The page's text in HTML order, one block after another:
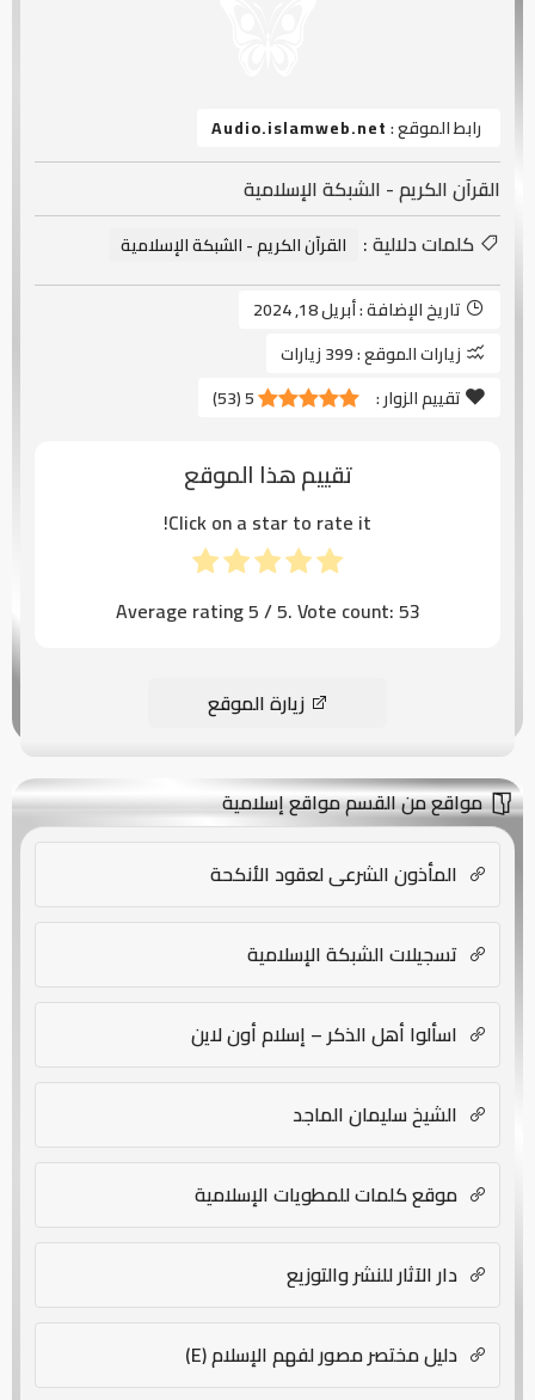
رابط الموقع :Audio.islamweb.net
القرآن الكريم - الشبكة الإسلامية
كلمات دلالية :
القرآن الكريم - الشبكة الإسلامية
تاريخ الإضافة :أبريل 18, 2024
زيارات الموقع :399 زيارات
تقييم الزوار :
5
(
53
)
تقييم هذا الموقع
Click on a star to rate it!
Average rating5/ 5. Vote count:53
زيارة الموقع
مواقع من القسم مواقع إسلامية
المأذون الشرعي لعقود الأنكحة
تسجيلات الشبكة الإسلامية
اسألوا أهل الذكر – إسلام أون لاين
الشيخ سليمان الماجد
موقع كلمات للمطويات الإسلامية
دار الآثار للنشر والتوزيع
دليل مختصر مصور لفهم الإسلام (E)